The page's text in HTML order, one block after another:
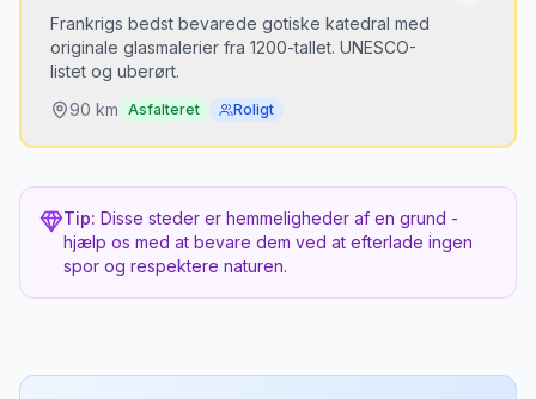
Bedste tidspunkt
Lørdag aften maj-okt — 2.000 stearinlys i haven.
Frankrigs bedst bevarede gotiske katedral med
originale glasmalerier fra 1200-tallet. UNESCO-
listet og uberørt.
90 km Asfalteret Roligt
Dame. Chartres' glasmalerier er de originale —
Notre-Dames er kopier.
Tip: Disse steder er hemmeligheder af en grund -
hjælp os med at bevare dem ved at efterlade ingen
spor og respektere naturen.